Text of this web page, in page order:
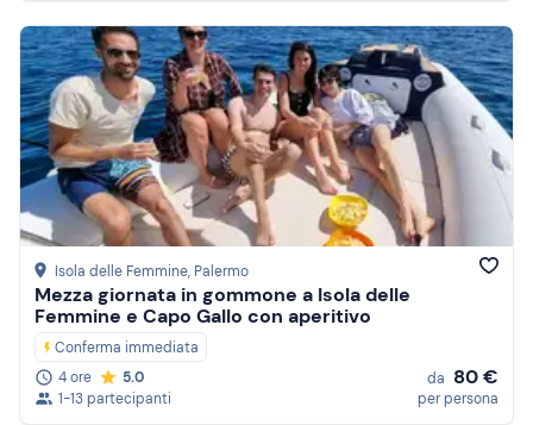
Isola delle Femmine, Palermo
Mezza giornata in gommone a Isola delle
Femmine e Capo Gallo con aperitivo
Conferma immediata
4 ore
5.0
1-13 partecipanti
da 80 €
per persona